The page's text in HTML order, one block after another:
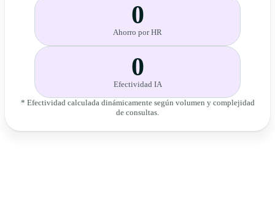
0
Ahorro por HR
0
Efectividad IA
* Efectividad calculada dinámicamente según volumen y complejidad
de consultas.